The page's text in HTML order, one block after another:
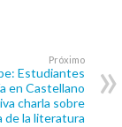
Próximo
Estudiantes
en Castellano
charla sobre
de la literatura